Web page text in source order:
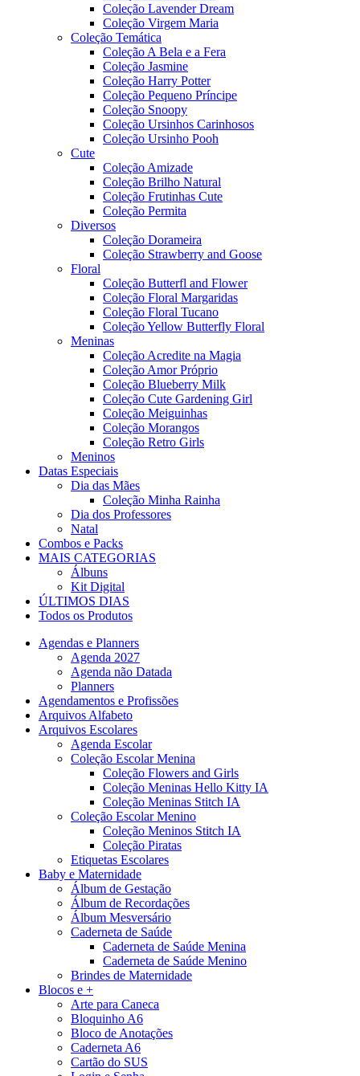
Coleção Lavender Dream
Coleção Virgem Maria
Coleção Temática
Coleção A Bela e a Fera
Coleção Jasmine
Coleção Harry Potter
Coleção Pequeno Príncipe
Coleção Snoopy
Coleção Ursinhos Carinhosos
Coleção Ursinho Pooh
Cute
Coleção Amizade
Coleção Brilho Natural
Coleção Frutinhas Cute
Coleção Permita
Diversos
Coleção Dorameira
Coleção Strawberry and Goose
Floral
Coleção Butterfl and Flower
Coleção Floral Margaridas
Coleção Floral Tucano
Coleção Yellow Butterfly Floral
Meninas
Coleção Acredite na Magia
Coleção Amor Próprio
Coleção Blueberry Milk
Coleção Cute Gardening Girl
Coleção Meiguinhas
Coleção Morangos
Coleção Retro Girls
Meninos
Datas Especiais
Dia das Mães
Coleção Minha Rainha
Dia dos Professores
Natal
Combos e Packs
MAIS CATEGORIAS
Álbuns
Kit Digital
ÚLTIMOS DIAS
Todos os Produtos
Agendas e Planners
Agenda 2027
Agenda não Datada
Planners
Agendamentos e Profissões
Arquivos Alfabeto
Arquivos Escolares
Agenda Escolar
Coleção Escolar Menina
Coleção Flowers and Girls
Coleção Meninas Hello Kitty IA
Coleção Meninas Stitch IA
Coleção Escolar Menino
Coleção Meninos Stitch IA
Coleção Piratas
Etiquetas Escolares
Baby e Maternidade
Álbum de Gestação
Álbum de Recordações
Álbum Mesversário
Caderneta de Saúde
Caderneta de Saúde Menina
Caderneta de Saúde Menino
Brindes de Maternidade
Blocos e +
Arte para Caneca
Bloquinho A6
Bloco de Anotações
Caderneta A6
Cartão do SUS